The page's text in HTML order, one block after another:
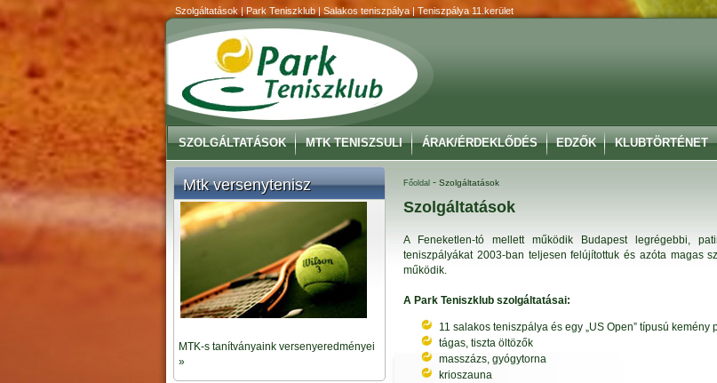
Szolgáltatások | Park Teniszklub | Salakos teniszpálya | Teniszpálya 11.kerület
SZOLGÁLTATÁSOK MTK TENISZSULI ÁRAK/ÉRDEKLŐDÉS EDZŐK KLUBTÖRTÉNET
Mtk versenytenisz
MTK-s tanítványaink versenyeredményei
»
Főoldal - Szolgáltatások
Szolgáltatások
A Feneketlen-tó mellett működik Budapest legrégebbi,
teniszpályákat 2003-ban teljesen felújítottuk és azóta magas
működik.
A Park Teniszklub szolgáltatásai:
11 salakos teniszpálya és egy „US Open” típusú kemény
tágas, tiszta öltözők
masszázs, gyógytorna
krioszauna